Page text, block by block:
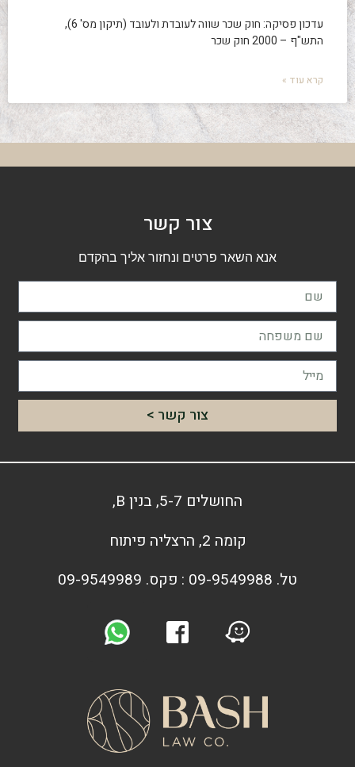
עדכון פסיקה: חוק שכר שווה לעובדת ולעובד (תיקון מס' 6),
התש"ף – 2000 חוק שכר
קרא עוד »
צור קשר
אנא השאר פרטים ונחזור אליך בהקדם
צור קשר >
החושלים 5-7, בנין B,
קומה 2, הרצליה פיתוח
טל. 09-9549988 : פקס. 09-9549989